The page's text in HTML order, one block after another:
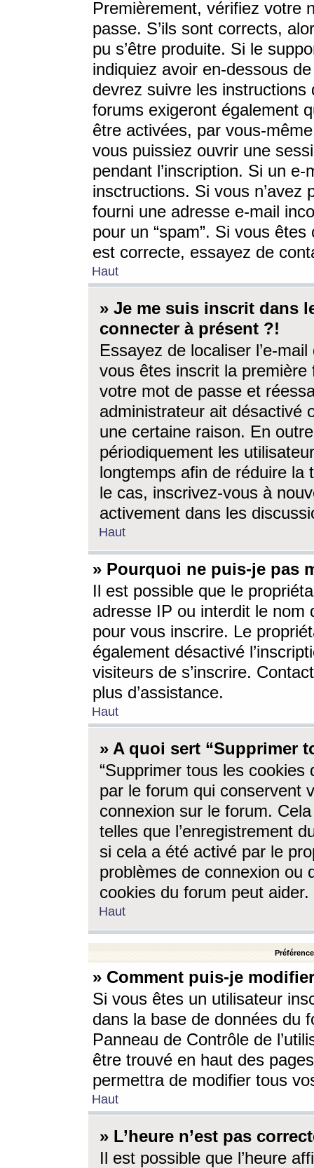
Premièrement, vérifiez votre
passe. S’ils sont corrects,
pu s’être produite. Si le
indiquiez avoir en-dessous
devrez suivre les
forums exigeront également
être activées, par vous-
vous puissiez ouvrir une
pendant l’inscription. Si un
insctructions. Si vous n’avez
fourni une adresse e-mail
pour un “spam”. Si vous
est correcte, essayez de
Haut
» Je me suis inscrit dans
connecter à présent ?!
Essayez de localiser l’e-
vous êtes inscrit la première
votre mot de passe et
administrateur ait désactivé
une certaine raison. En
périodiquement les
longtemps afin de réduire la
le cas, inscrivez-vous à
activement dans les
Haut
» Pourquoi ne puis-je pas
Il est possible que le
adresse IP ou interdit le nom
pour vous inscrire. Le
également désactivé
visiteurs de s’inscrire.
plus d’assistance.
Haut
» A quoi sert “Supprimer
“Supprimer tous les cookies
par le forum qui conservent
connexion sur le forum.
telles que l’enregistrement
si cela a été activé par le
problèmes de connexion ou
cookies du forum peut aider.
Haut
» Comment puis-je
Si vous êtes un utilisateur
dans la base de données du
Panneau de Contrôle de
être trouvé en haut des
permettra de modifier tous
Haut
» L’heure n’est pas
Il est possible que l’heure